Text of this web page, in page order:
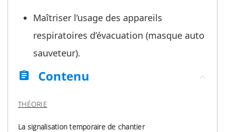
Maîtriser l’usage des appareils
respiratoires d’évacuation (masque auto
sauveteur).
assignment
Contenu
THÉORIE
La signalisation temporaire de chantier